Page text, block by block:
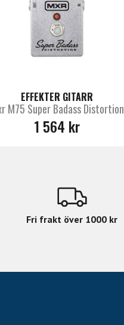
EFFEKTER GITARR
M75 Super Badass Distortion
1 564 kr
Fri frakt över 1000 kr